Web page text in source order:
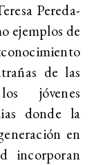
Pereda-
ejemplos de
de las
jóvenes
donde la
en
incorporan